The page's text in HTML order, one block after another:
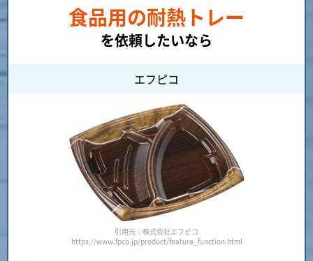
食品用の耐熱トレー
を依頼したいなら
エフピコ
引用元：株式会社エフピコ
https://www.fpco.jp/product/feature_function.html